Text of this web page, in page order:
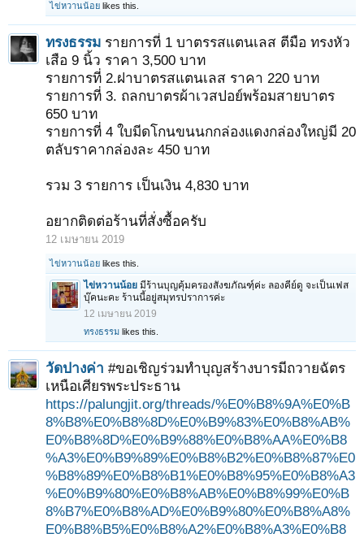
ไข่หวานน้อย likes this.
ทรงธรรม รายการที่ 1 บาตรรสแตนเลส ตีมือ ทรงหัว
เสือ 9 นิ้ว ราคา 3,500 บาท
รายการที่ 2.ฝาบาตรสแตนเลส ราคา 220 บาท
รายการที่ 3. ถลกบาตรผ้าเวสปอย์พร้อมสายบาตร
650 บาท
รายการที่ 4 ใบมีดโกนขนนกกล่องแดงกล่องใหญ่มี 20
ตลับราคากล่องละ 450 บาท
รวม 3 รายการ เป็นเงิน 4,830 บาท
อยากติดต่อร้านที่สั่งซื้อครับ
12 เมษายน 2019
ไข่หวานน้อย likes this.
ไข่หวานน้อย มีร้านบุญคุ้มครองสังฆภัณฑ์ฺค่ะ ลองคีย์ดู จะเป็นเฟส
บุ๊คนะคะ ร้านนี้อยู่สมุทรปราการค่ะ
12 เมษายน 2019
ทรงธรรม likes this.
วัดปางค่า #ขอเชิญร่วมทำบุญสร้างบารมีถวายฉัตร
เหนือเศียรพระประธาน
https://palungjit.org/threads/%E0%B8%9A%E0%B
8%B8%E0%B8%8D%E0%B9%83%E0%B8%AB%
E0%B8%8D%E0%B9%88%E0%B8%AA%E0%B8
%A3%E0%B9%89%E0%B8%B2%E0%B8%87%E0
%B8%89%E0%B8%B1%E0%B8%95%E0%B8%A3
%E0%B9%80%E0%B8%AB%E0%B8%99%E0%B
8%B7%E0%B8%AD%E0%B9%80%E0%B8%A8%
E0%B8%B5%E0%B8%A2%E0%B8%A3%E0%B8